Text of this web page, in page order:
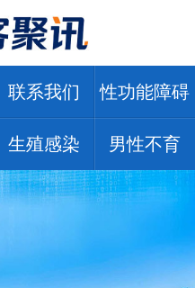
联系我们 性功能障碍
生殖感染 男性不育